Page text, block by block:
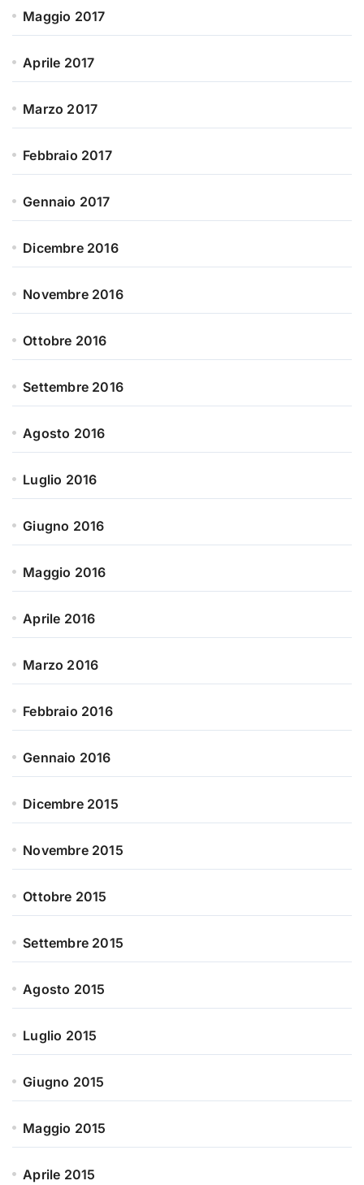
Maggio 2017
Aprile 2017
Marzo 2017
Febbraio 2017
Gennaio 2017
Dicembre 2016
Novembre 2016
Ottobre 2016
Settembre 2016
Agosto 2016
Luglio 2016
Giugno 2016
Maggio 2016
Aprile 2016
Marzo 2016
Febbraio 2016
Gennaio 2016
Dicembre 2015
Novembre 2015
Ottobre 2015
Settembre 2015
Agosto 2015
Luglio 2015
Giugno 2015
Maggio 2015
Aprile 2015